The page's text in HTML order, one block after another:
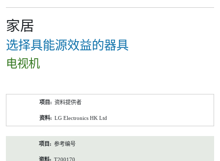
家居
选择具能源效益的器具
电视机
资料提供者
LG Electronics HK Ltd
参考编号
T200170